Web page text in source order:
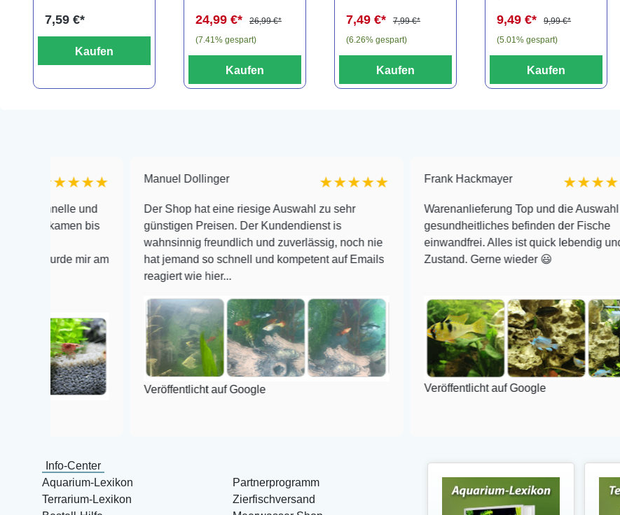
7,59 €*
Kaufen
(2er-Pack)
24,99 €*
26,99 €*
(7.41% gespart)
Kaufen
7,49 €*
7,99 €*
(6.26% gespart)
Kaufen
9,49 €*
9,99 €*
(5.01% gespart)
Kaufen
mir am
Manuel Dollinger ★★★★★
Der Shop hat eine riesige Auswahl zu sehr
günstigen Preisen. Der Kundendienst is
wahnsinnig freundlich und zuverlässig, noch nie
hat jemand so schnell und kompetent auf Emails
reagiert wie hier...
Veröffentlicht auf Google
Frank Hackmayer ★★★★
Warenanlieferung Top und die Auswahl plus
gesundheitliches befinden der Fische
einwandfrei. Alles ist quick lebendig und im super
Zustand. Gerne wieder 😃
Veröffentlicht auf Google
Info-Center
Aquarium-Lexikon
Terrarium-Lexikon
Partnerprogramm
Zierfischversand